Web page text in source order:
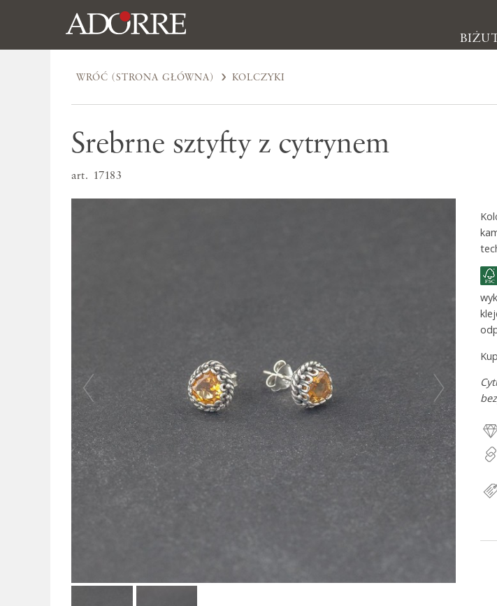
WRÓĆ (STRONA GŁÓWNA) KOLCZYKI
Srebrne sztyfty z cytrynem
art. 17183